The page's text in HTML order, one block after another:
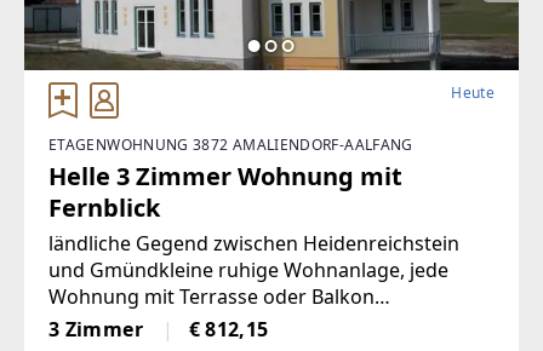
Heute
ETAGENWOHNUNG 3872 AMALIENDORF-AALFANG
Helle 3 Zimmer Wohnung mit
Fernblick
ländliche Gegend zwischen Heidenreichstein
und Gmündkleine ruhige Wohnanlage, jede
Wohnung mit Terrasse oder Balkon
ausgestattet
3 Zimmer € 812,15